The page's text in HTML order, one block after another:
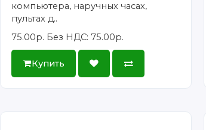
компьютера, наручных часах,
пультах д..
75.00р. Без НДС: 75.00р.
Купить